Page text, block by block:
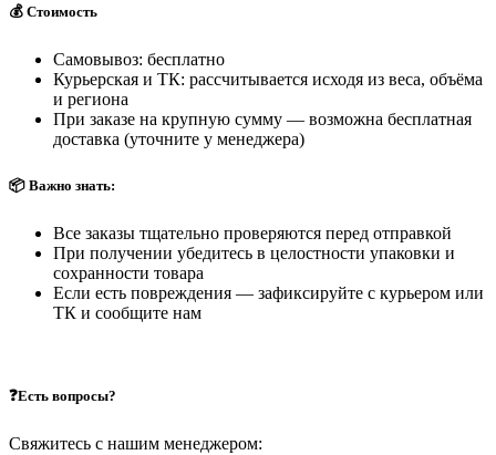
💰 Стоимость
Самовывоз: бесплатно
Курьерская и ТК: рассчитывается исходя из веса, объёма
и региона
При заказе на крупную сумму — возможна бесплатная
доставка (уточните у менеджера)
📦 Важно знать:
Все заказы тщательно проверяются перед отправкой
При получении убедитесь в целостности упаковки и
сохранности товара
Если есть повреждения — зафиксируйте с курьером или
ТК и сообщите нам
❓Есть вопросы?
Свяжитесь с нашим менеджером: